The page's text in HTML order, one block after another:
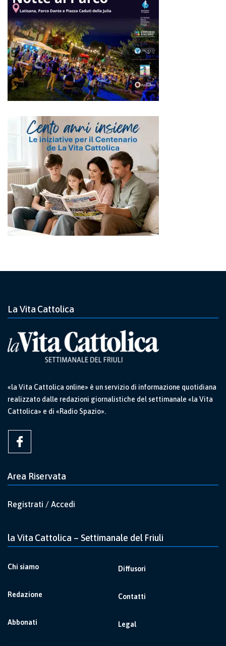
La Vita Cattolica
«la Vita Cattolica online» è un servizio di informazione quotidiana
realizzato dalle redazioni giornalistiche del settimanale «la Vita
Cattolica» e di «Radio Spazio».
Area Riservata
Registrati / Accedi
la Vita Cattolica – Settimanale del Friuli
Chi siamo
Redazione
Abbonati
Diffusori
Contatti
Legal